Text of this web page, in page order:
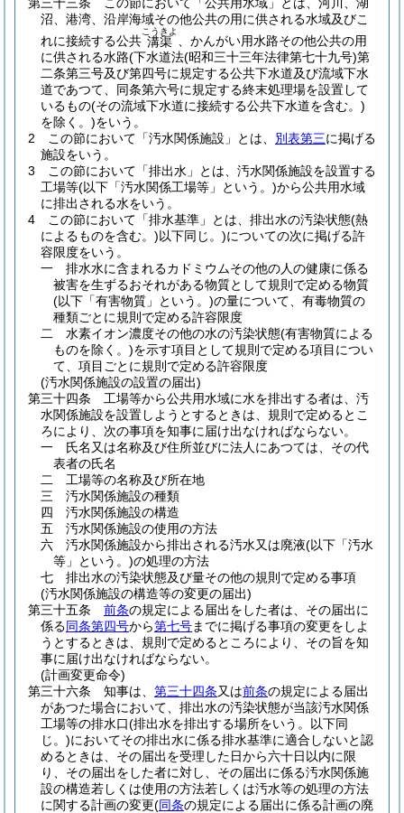
沼、港湾、沿岸海域その他公共の用に供される水域及びこ
れに接続する公共 溝渠
こうきよ
、かんがい用水路その他公共の用
に供される水路(下水道法(昭和三十三年法律第七十九号)第
二条第三号及び第四号に規定する公共下水道及び流域下水
道であつて、同条第六号に規定する終末処理場を設置して
いるもの(その流域下水道に接続する公共下水道を含む。)
を除く。)をいう。
2
この節において「汚水関係施設」とは、 別表第三に掲げる
施設をいう。
3
この節において「排出水」とは、汚水関係施設を設置する
工場等(以下「汚水関係工場等」という。)から公共用水域
に排出される水をいう。
4
この節において「排水基準」とは、排出水の汚染状態(熱
によるものを含む。)以下同じ。 )についての次に掲げる許
容限度をいう。
一
排水水に含まれるカドミウムその他の人の健康に係る
被害を生ずるおそれがある物質として規則で定める物質
(以下「有害物質」という。)の量について、有毒物質の
種類ごとに規則で定める許容限度
二
水素イオン濃度その他の水の汚染状態(有害物質による
ものを除く。)を示す項目として規則で定める項目につい
て、項目ごとに規則で定める許容限度
(汚水関係施設の設置の届出)
第三十四条
工場等から公共用水域に水を排出する者は、汚
水関係施設を設置しようとするときは、規則で定めるとこ
ろにより、次の事項を知事に届け出なければならない。
一
氏名又は名称及び住所並びに法人にあつては、その代
表者の氏名
二
工場等の名称及び所在地
三
汚水関係施設の種類
四
汚水関係施設の構造
五
汚水関係施設の使用の方法
六
汚水関係施設から排出される汚水又は廃液(以下「汚水
等」という。)の処理の方法
七
排出水の汚染状態及び量その他の規則で定める事項
(汚水関係施設の構造等の変更の届出)
第三十五条
前条の規定による届出をした者は、その届出に
係る同条第四号から第七号までに掲げる事項の変更をしよ
うとするときは、規則で定めるところにより、その旨を知
事に届け出なければならない。
(計画変更命令)
第三十六条
知事は、 第三十四条又は前条の規定による届出
があつた場合において、排出水の汚染状態が当該汚水関係
工場等の排水口(排出水を排出する場所をいう。以下同
じ。)においてその排出水に係る排水基準に適合しないと認
めるときは、その届出を受理した日から六十日以内に限
り、その届出をした者に対し、その届出に係る汚水関係施
設の構造若しくは使用の方法若しくは汚水等の処理の方法
に関する計画の変更(同条の規定による届出に係る計画の廃